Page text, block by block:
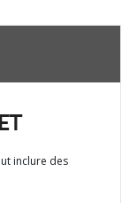
inclure des